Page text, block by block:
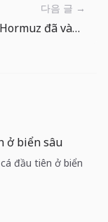
다음 글 →
Cú sốc Hormuz đã vào phòng họp Fed: nhìn dòng tiền trước giá dầu
ở biển sâu
đầu tiên ở biển